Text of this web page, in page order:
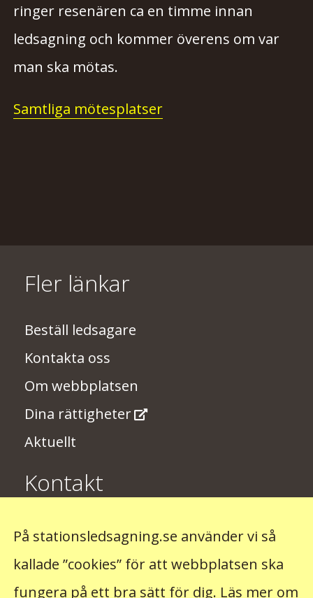
På stationsledsagning.se använder vi så
kallade ”cookies” för att webbplatsen ska
fungera på ett bra sätt för dig. Läs mer om
ringer resenären ca en timme innan
ledsagning och kommer överens om var
man ska mötas.
Samtliga mötesplatser
Fler länkar
Beställ ledsagare
Kontakta oss
Om webbplatsen
Dina rättigheter
Aktuellt
Kontakt
Har du några synpunkter på
stationsledsagning@trafikverket.se